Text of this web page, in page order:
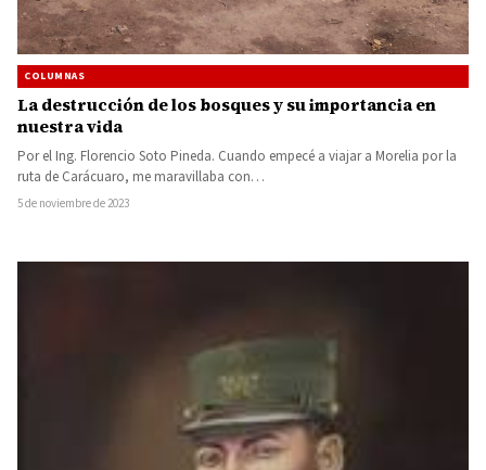
COLUMNAS
La destrucción de los bosques y su importancia en
nuestra vida
Por el Ing. Florencio Soto Pineda. Cuando empecé a viajar a Morelia por la
ruta de Carácuaro, me maravillaba con…
5 de noviembre de 2023